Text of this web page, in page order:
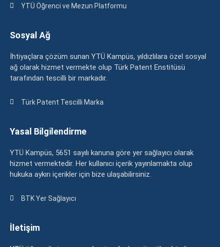
YTÜ Öğrenci ve Mezun Platformu
Sosyal Ağ
İhtiyaçlara çözüm sunan YTÜ Kampüs, yıldızlılara özel sosyal
ağ olarak hizmet vermekte olup Türk Patent Enstitüsü
tarafından tescilli bir markadır.
Türk Patent Tescilli Marka
Yasal Bilgilendirme
YTÜ Kampüs, 5651 sayılı kanuna göre yer sağlayıcı olarak
hizmet vermektedir. Her kullanıcı içerik yayınlamakta olup
hukuka aykırı içerikler için bize ulaşabilirsiniz.
BTK Yer Sağlayıcı
İletişim